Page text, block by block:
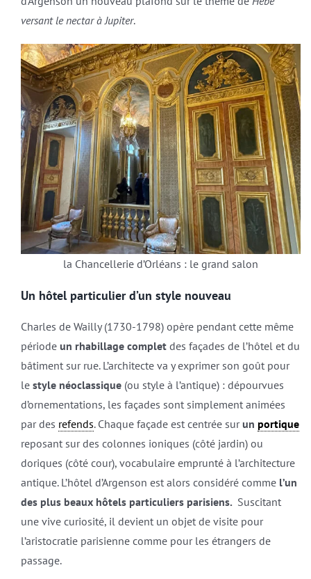
versant le nectar à Jupiter.
la Chancellerie d’Orléans : le grand salon
Un hôtel particulier d’un style nouveau
Charles de Wailly (1730-1798) opère pendant cette même
période un rhabillage complet des façades de l’hôtel et du
bâtiment sur rue. L’architecte va y exprimer son goût pour
lestyle néoclassique(ou style à l’antique) : dépourvues
d’ornementations, les façades sont simplement animées
par des refends. Chaque façade est centrée surun portique
reposant sur des colonnes ioniques (côté jardin) ou
doriques (côté cour), vocabulaire emprunté à l’architecture
antique. L’hôtel d’Argenson est alors considéré comme l’un
des plus beaux hôtels particuliers parisiens. Suscitant
une vive curiosité, il devient un objet de visite pour
l’aristocratie parisienne comme pour les étrangers de
passage.